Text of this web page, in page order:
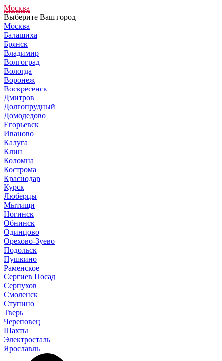
Москва
Выберите Ваш город
Москва
Балашиха
Брянск
Владимир
Волгоград
Вологда
Воронеж
Воскресенск
Дмитров
Долгопрудный
Домодедово
Егорьевск
Иваново
Калуга
Клин
Коломна
Кострома
Краснодар
Курск
Люберцы
Мытищи
Ногинск
Обнинск
Одинцово
Орехово-Зуево
Подольск
Пушкино
Раменское
Сергиев Посад
Серпухов
Смоленск
Ступино
Тверь
Череповец
Шахты
Электросталь
Ярославль